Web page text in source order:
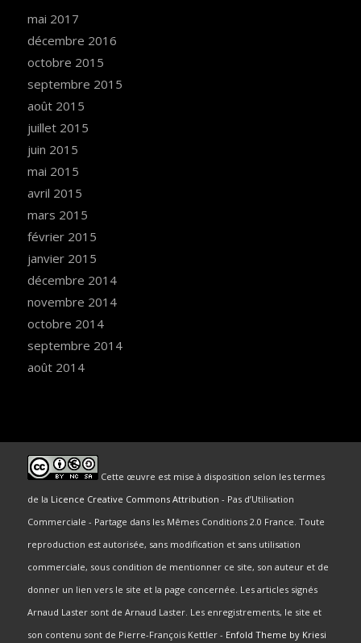
mai 2017
décembre 2016
octobre 2015
septembre 2015
août 2015
juillet 2015
juin 2015
mai 2015
avril 2015
mars 2015
février 2015
janvier 2015
décembre 2014
novembre 2014
octobre 2014
septembre 2014
août 2014
Cette œuvre est mise à disposition selon les termes
de la Licence Creative Commons Attribution - Pas d’Utilisation
Commerciale - Partage dans les Mêmes Conditions 2.0 France. Toute
reproduction est autorisée, sans modification et sans utilisation
commerciale, sous condition de mentionner ce site, son auteur et de
donner un lien vers le site et la page concernée. Les articles signés
Arnaud Laster sont de Arnaud Laster. Les enregistrements, le site et
son contenu sont de Pierre-François Kettler - Enfold Theme by Kriesi